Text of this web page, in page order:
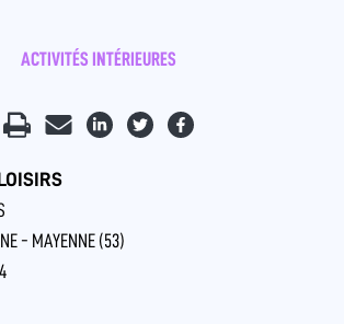
ACTIVITÉS INTÉRIEURES
- MAYENNE (53)